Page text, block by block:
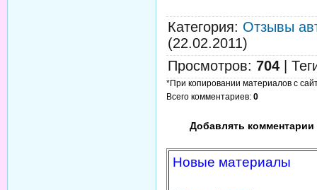
Категория: Отзывы
(22.02.2011)
Просмотров: 704
*При копировании материалов с
Всего комментариев: 0
Добавлять комментарии
Новые материалы